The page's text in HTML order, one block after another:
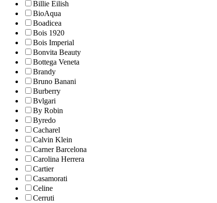
Billie Eilish
BioAqua
Boadicea
Bois 1920
Bois Imperial
Bonvita Beauty
Bottega Veneta
Brandy
Bruno Banani
Burberry
Bvlgari
By Robin
Byredo
Cacharel
Calvin Klein
Carner Barcelona
Carolina Herrera
Cartier
Casamorati
Celine
Cerruti